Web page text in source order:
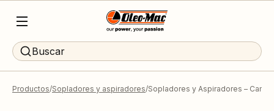
Buscar
Productos Sopladores y aspiradores Sopladores y Aspiradores –